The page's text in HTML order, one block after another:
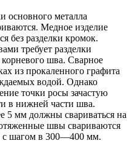
основного металла
Медное изделие
без разделки кромок.
требует разделки
шва. Сварное
из прокаленного графита
водой. Однако
точки росы зачастую
в нижней части шва.
5 мм должны свариваться на
швы свариваются
с шагом в 300—400 мм.